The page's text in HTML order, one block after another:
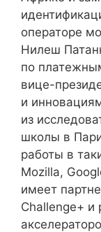
операторе
Нилеш
по
вице-
и
из
школы в
работы в
Mozilla,
имеет
Challenge+ и